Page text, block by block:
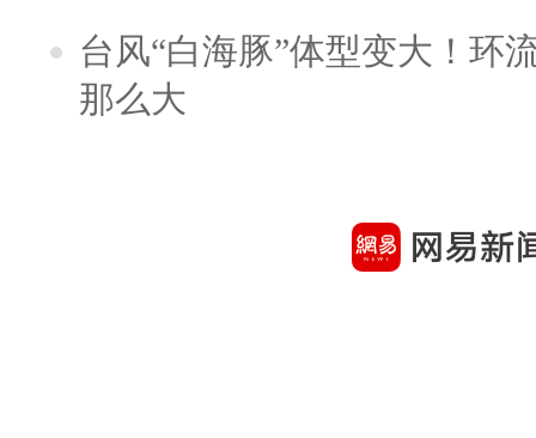
台风“白海豚”体型变大！环
那么大